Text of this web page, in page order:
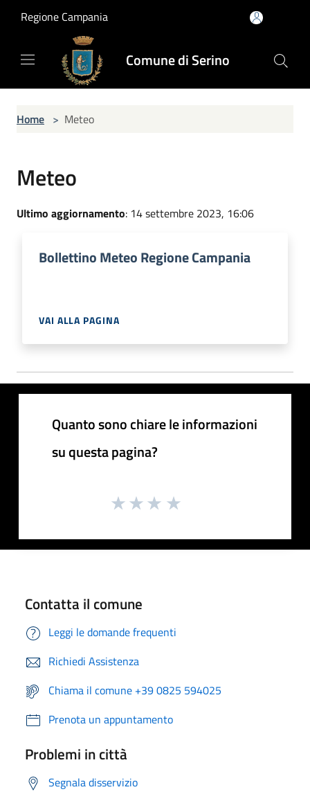
Regione Campania
Comune di Serino
Home > Meteo
Meteo
Ultimo aggiornamento: 14 settembre 2023, 16:06
Bollettino Meteo Regione Campania
VAI ALLA PAGINA
Quanto sono chiare le informazioni
su questa pagina?
Contatta il comune
Leggi le domande frequenti
Richiedi Assistenza
Chiama il comune +39 0825 594025
Prenota un appuntamento
Problemi in città
Segnala disservizio